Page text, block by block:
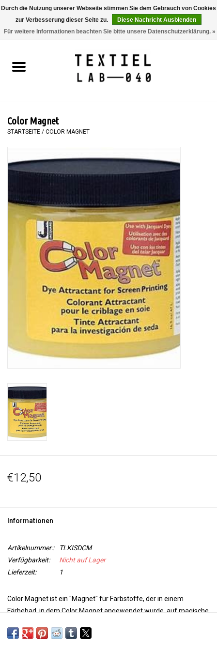
0 Artikel - €0,00
BÜCHER
MALEN
SPECIALS
WERKZEUGE
Color Magnet
STARTSEITE / COLOR MAGNET
€12,50
Informationen
Artikelnummer::
TLKISDCM
Verfügbarkeit:
Nicht auf Lager
Lieferzeit:
1
Color Magnet ist ein "Magnet" für Farbstoffe, der in einem
Färbebad, in dem Color Magnet angewendet wurde, auf magische
Vorlage oder stempeln Sie den Farbmagneten auf den Stoff. Je
Durch die Nutzung unserer Webseite stimmen Sie dem Gebrauch von Cookies
zur Verbesserung dieser Seite zu.
Diese Nachricht Ausblenden
Für weitere Informationen beachten Sie bitte unsere Datenschutzerklärung. »